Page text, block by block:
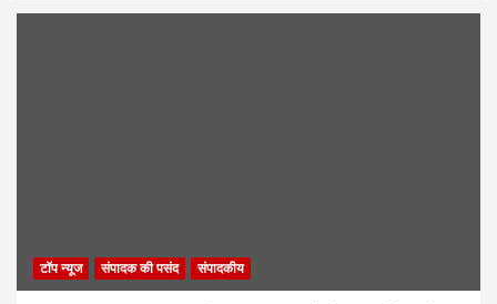
टॉप न्यूज संपादक की पसंद संपादकीय